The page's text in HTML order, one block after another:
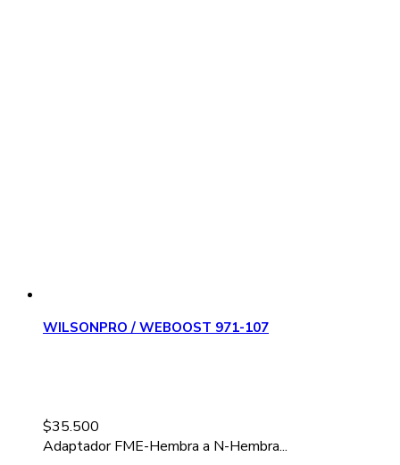
WILSONPRO / WEBOOST 971-107
$35.500
Adaptador FME-Hembra a N-Hembra...